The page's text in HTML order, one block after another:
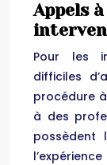
Appels
Pour les
difficiles
procédure
à des
possèdent